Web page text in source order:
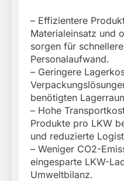
– Effizientere
Materialeinsatz und
sorgen für
Personalaufwand.
– Geringere
benötigten
– Hohe
Produkte pro LKW
und reduzierte
– Weniger CO2-
eingesparte LKW-
Umweltbilanz.